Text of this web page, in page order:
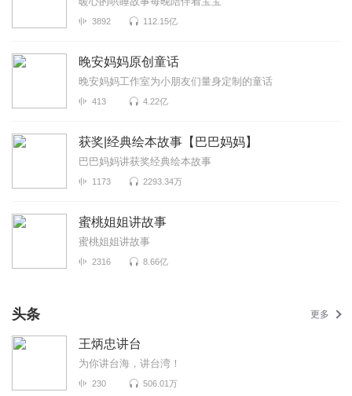
3892 112.15亿
晚安妈妈原创童话
晚安妈妈工作室为小朋友们量身定制的童话
413 4.22亿
获奖|经典绘本故事【巴巴妈妈】
巴巴妈妈讲获奖经典绘本故事
1173 2293.34万
蜜桃姐姐讲故事
蜜桃姐姐讲故事
2316 8.66亿
头条 更多
王炳忠讲台
为你讲台海，讲台湾！
230 506.01万